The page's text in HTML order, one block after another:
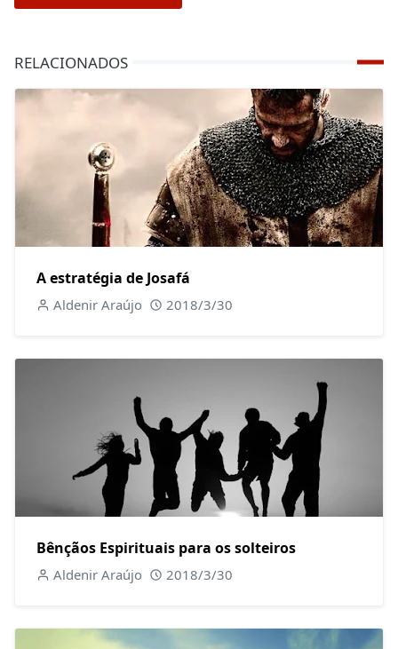
RELACIONADOS
A estratégia de Josafá
Aldenir Araújo 2018/3/30
Bênçãos Espirituais para os solteiros
Aldenir Araújo 2018/3/30